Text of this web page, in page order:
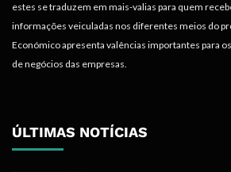
estes se traduzem em mais-valias para quem
informações veiculadas nos diferentes meios do
Económico apresenta valências importantes para
de negócios das empresas.
ÚLTIMAS NOTÍCIAS